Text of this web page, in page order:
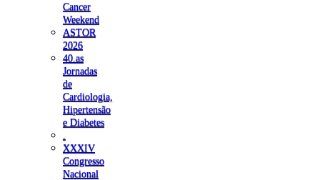
Cancer
Weekend
ASTOR
2026
40.as
Jornadas
de
Cardiologia,
Hipertensão
e Diabetes
XXXIV
Congresso
Nacional